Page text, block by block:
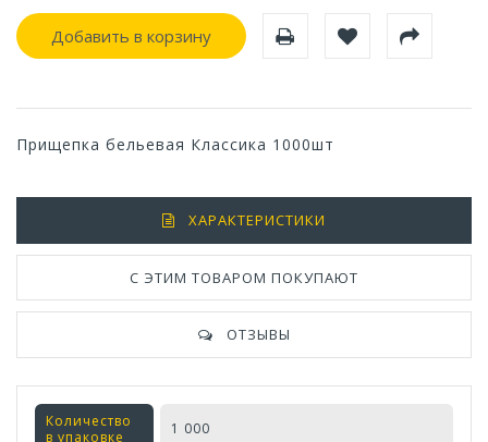
Добавить в корзину
Прищепка бельевая Классика 1000шт
ХАРАКТЕРИСТИКИ
С ЭТИМ ТОВАРОМ ПОКУПАЮТ
ОТЗЫВЫ
Количество
в упаковке
1 000